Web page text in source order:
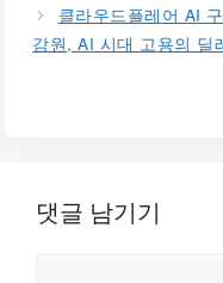
클라우드플레어 AI
감원, AI 시대 고용의 딜
댓글 남기기